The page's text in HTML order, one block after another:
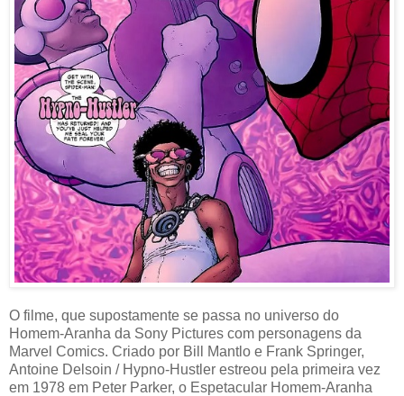
O filme, que supostamente se passa no universo do
Homem-Aranha da Sony Pictures com personagens da
Marvel Comics. Criado por Bill Mantlo e Frank Springer,
Antoine Delsoin / Hypno-Hustler estreou pela primeira vez
em 1978 em Peter Parker, o Espetacular Homem-Aranha